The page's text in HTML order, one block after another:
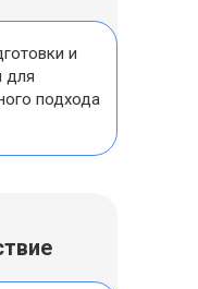
и
для
подхода